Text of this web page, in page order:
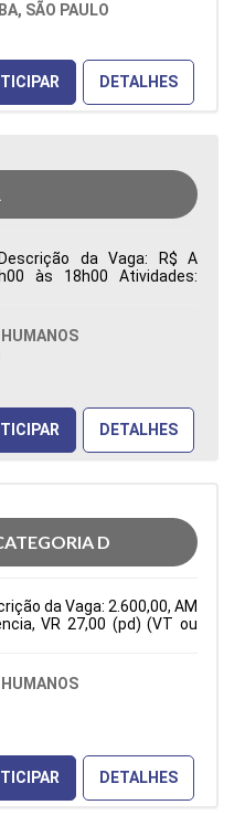
SÃO PAULO
DETALHES
da Vaga: R$ A
às 18h00 Atividades:
Atua na análise de
de cotações,
e condições comerciais,
e homologação
competitividade e
acompanha pedidos de
de entrega, resolve
à entrega, qualidade e
de decisões Tipo de
SP, Brasil Área de
Formação Acadêmica:
HUMANOS
DETALHES
D
da Vaga: 2.600,00, AM
VR 27,00 (pd) (VT ou
PARA RIO DE JANEIRO
contratação: CLT Cidade:
Logística Período:
Características
HUMANOS
DETALHES